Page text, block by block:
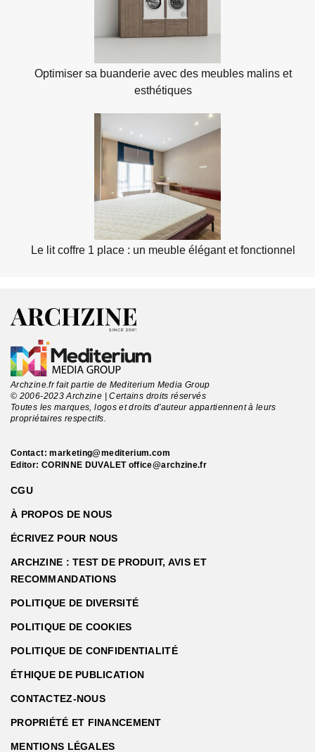
Optimiser sa buanderie avec des meubles malins et
esthétiques
Le lit coffre 1 place : un meuble élégant et fonctionnel
Archzine.fr fait partie de Mediterium Media Group
© 2006-2023 Archzine | Certains droits réservés
Toutes les marques, logos et droits d'auteur appartiennent à leurs
propriétaires respectifs.
Contact:marketing@mediterium.com
Editor: CORINNE DUVALET office@archzine.fr
CGU
À PROPOS DE NOUS
ÉCRIVEZ POUR NOUS
ARCHZINE : TEST DE PRODUIT, AVIS ET
RECOMMANDATIONS
POLITIQUE DE DIVERSITÉ
POLITIQUE DE COOKIES
POLITIQUE DE CONFIDENTIALITÉ
ÉTHIQUE DE PUBLICATION
CONTACTEZ-NOUS
PROPRIÉTÉ ET FINANCEMENT
MENTIONS LÉGALES